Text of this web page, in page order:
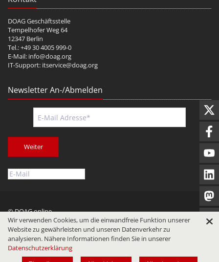
DOAG Geschäftsstelle
Tempelhofer Weg 64
12347 Berlin
Tel.: +49 30 4005 999-0
E-Mail: info@doag.org
IT-Support: itservice@doag.org
Newsletter An-/Abmelden
Weiter
© DOAG online
Impressum
Datenschutz Nutzungsbedingungen
Wir verwenden Cookies, um die einwandfreie Funktion unserer
Website zu gewährleisten und unseren Datenverkehr zu
analysieren. Nähere Informationen finden Sie in unserer
Datenschutzerklärung